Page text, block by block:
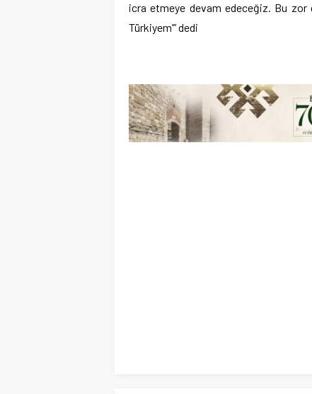
icra etmeye devam edeceğiz. Bu
Türkiyem’” dedi